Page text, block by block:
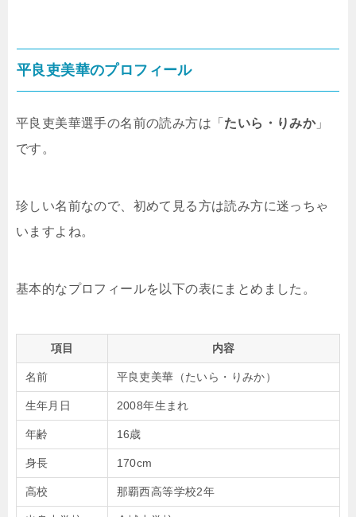
平良吏美華のプロフィール
平良吏美華選手の名前の読み方は「 たいら・りみか」
です。
珍しい名前なので、初めて見る方は読み方に迷っちゃ
いますよね。
基本的なプロフィールを以下の表にまとめました。
項目 内容
名前 平良吏美華（たいら・りみか）
生年月日 2008年生まれ
年齢 16歳
身長 170cm
高校 那覇西高等学校2年